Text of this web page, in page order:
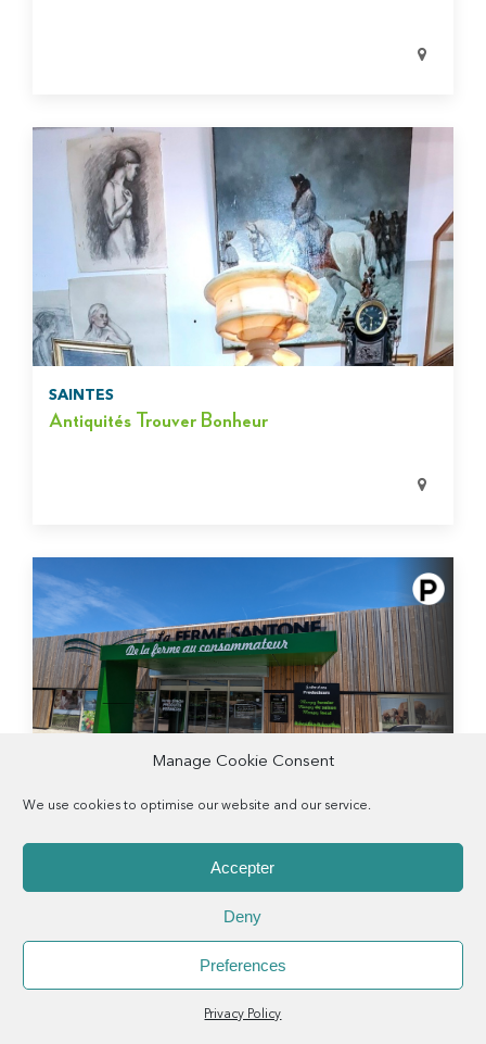
Manage Cookie Consent
We use cookies to optimise our website and our service.
Accepter
Deny
Preferences
Privacy Policy
SAINTES
Antiquités Trouver Bonheur
Menu